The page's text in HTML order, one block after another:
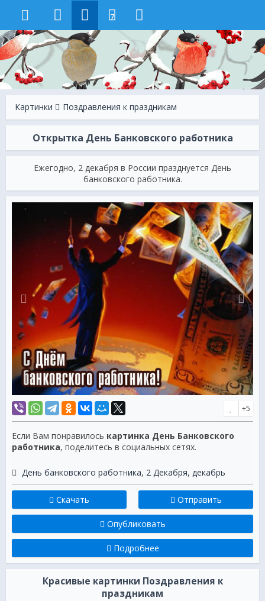
7
Картинки Поздравления к праздникам
Открытка День Банковского работника
Ежегодно, 2 декабря в России празднуется День
банковского работника.
+5
Если Вам понравилось картинка День Банковского
работника, поделитесь в социальных сетях.
День банковского работника, 2 Декабря, декабрь
Скачать Отправить
Опубликовать
Подробнее
Красивые картинки Поздравления к
праздникам